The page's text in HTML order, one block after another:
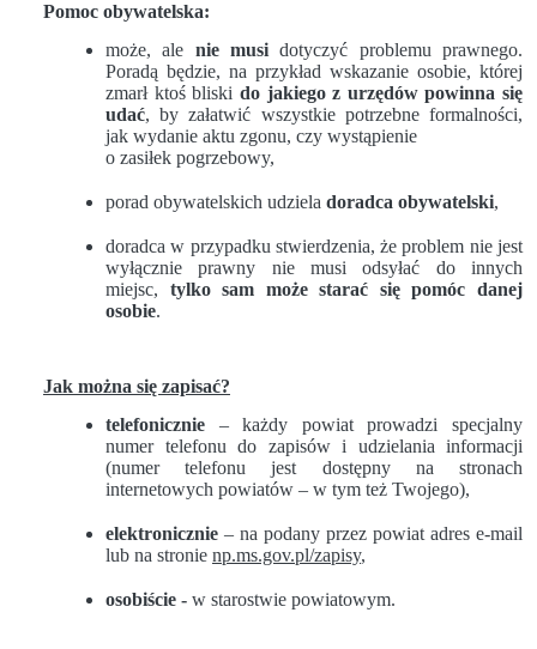
Pomoc obywatelska:
może, ale nie musi dotyczyć problemu prawnego.
Poradą będzie, na przykład wskazanie osobie, której
zmarł ktoś bliski do jakiego z urzędów powinna się
udać, by załatwić wszystkie potrzebne formalności,
jak wydanie aktu zgonu, czy wystąpienie
o zasiłek pogrzebowy,
porad obywatelskich udziela doradca obywatelski,
doradca w przypadku stwierdzenia, że problem nie jest
wyłącznie prawny nie musi odsyłać do innych
miejsc, tylko sam może starać się pomóc danej
osobie.
Jak można się zapisać?
telefonicznie – każdy powiat prowadzi specjalny
numer telefonu do zapisów i udzielania informacji
(numer telefonu jest dostępny na stronach
internetowych powiatów – w tym też Twojego),
elektronicznie – na podany przez powiat adres e-mail
lub na stronie np.ms.gov.pl/zapisy,
osobiście - w starostwie powiatowym.